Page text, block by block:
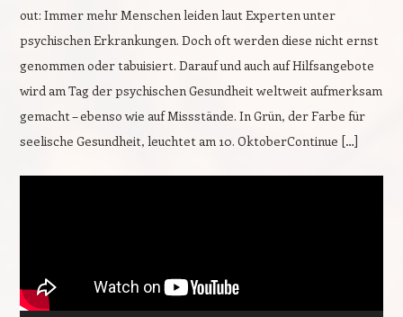
out: Immer mehr Menschen leiden laut Experten unter
psychischen Erkrankungen. Doch oft werden diese nicht ernst
genommen oder tabuisiert. Darauf und auch auf Hilfsangebote
wird am Tag der psychischen Gesundheit weltweit aufmerksam
gemacht – ebenso wie auf Missstände. In Grün, der Farbe für
seelische Gesundheit, leuchtet am 10. OktoberContinue […]